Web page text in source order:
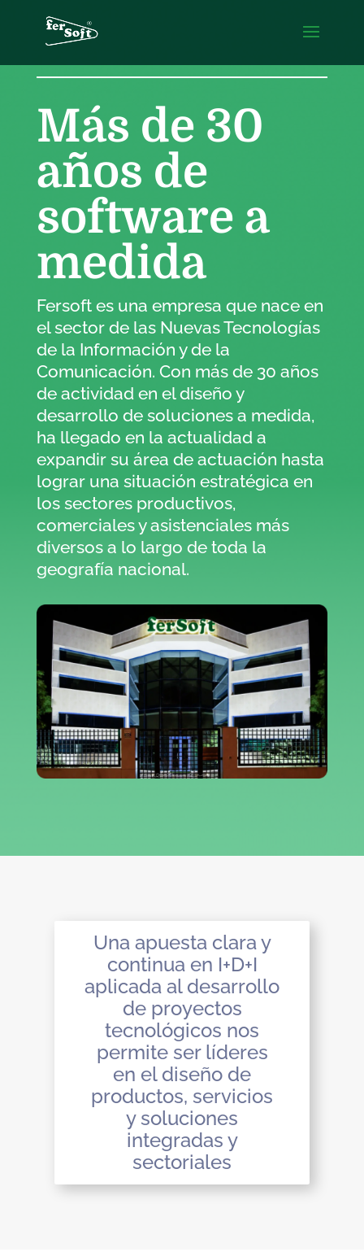
Más de 30
años de
software a
medida
Fersoft es una empresa que nace en
el sector de las Nuevas Tecnologías
de la Información y de la
Comunicación. Con más de 30 años
de actividad en el diseño y
desarrollo de soluciones a medida,
ha llegado en la actualidad a
expandir su área de actuación hasta
lograr una situación estratégica en
los sectores productivos,
comerciales y asistenciales más
diversos a lo largo de toda la
geografía nacional.
Una apuesta clara y
continua en I+D+I
aplicada al desarrollo
de proyectos
tecnológicos nos
permite ser líderes
en el diseño de
productos, servicios
y soluciones
integradas y
sectoriales